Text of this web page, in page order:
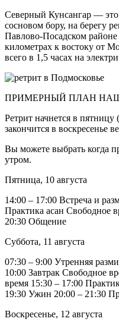
Северный Кунсангар —
сосновом бору, на берегу
Павлово-Посадском
километрах к востоку от
всего в 1,5 часах на
ПРИМЕРНЫЙ ПЛАН
Ретрит начнется в пятницу
закончится в воскресенье
Вы можете выбрать когда
утром.
Пятница, 10 августа
14:00 – 17:00 Встреча и
Практика асан Свободное
20:30 Общение
Суббота, 11 августа
07:30 – 9:00 Утренняя
10:00 Завтрак Свободное
время 15:30 – 17:00
19:30 Ужин 20:00 – 21:30
Воскресенье, 12 августа